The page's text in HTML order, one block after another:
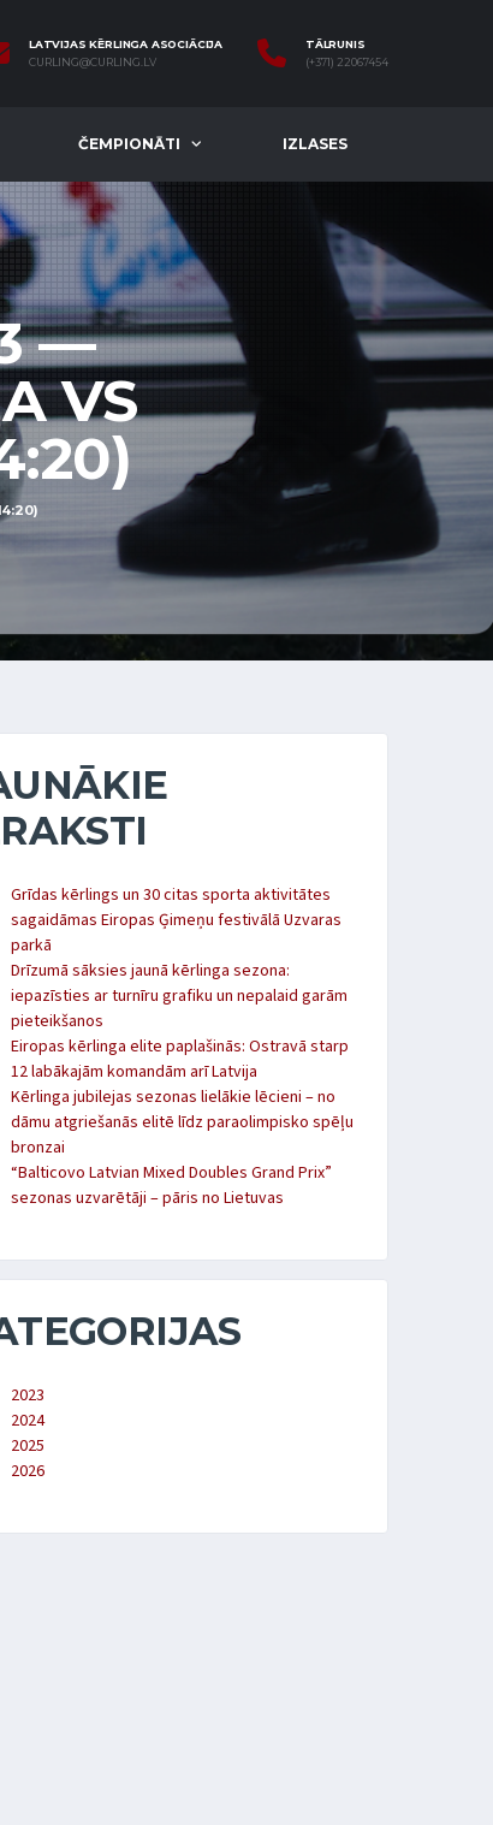
LATVIJAS KĒRLINGA ASOCIĀCIJA
CURLING@CURLING.LV
TĀLRUNIS
(+371) 22067454
ČEMPIONĀTI IZLASES
—
VS
Grīdas kērlings un 30 citas sporta aktivitātes
sagaidāmas Eiropas Ģimeņu festivālā Uzvaras
parkā
Drīzumā sāksies jaunā kērlinga sezona:
iepazīsties ar turnīru grafiku un nepalaid garām
pieteikšanos
Eiropas kērlinga elite paplašinās: Ostravā starp
12 labākajām komandām arī Latvija
Kērlinga jubilejas sezonas lielākie lēcieni – no
dāmu atgriešanās elitē līdz paraolimpisko spēļu
bronzai
“Balticovo Latvian Mixed Doubles Grand Prix”
sezonas uzvarētāji – pāris no Lietuvas
2023
2024
2025
2026